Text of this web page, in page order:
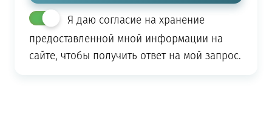
Я даю согласие на хранение
предоставленной мной информации на
сайте, чтобы получить ответ на мой запрос.